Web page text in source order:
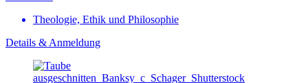
Theologie, Ethik und Philosophie
Details & Anmeldung